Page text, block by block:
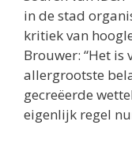
in de stad
kritiek van
Brouwer: “Het is
allergrootste
gecreëerde
eigenlijk regel